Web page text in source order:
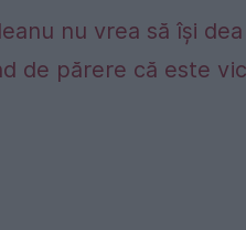
nu vrea să își
de părere că este